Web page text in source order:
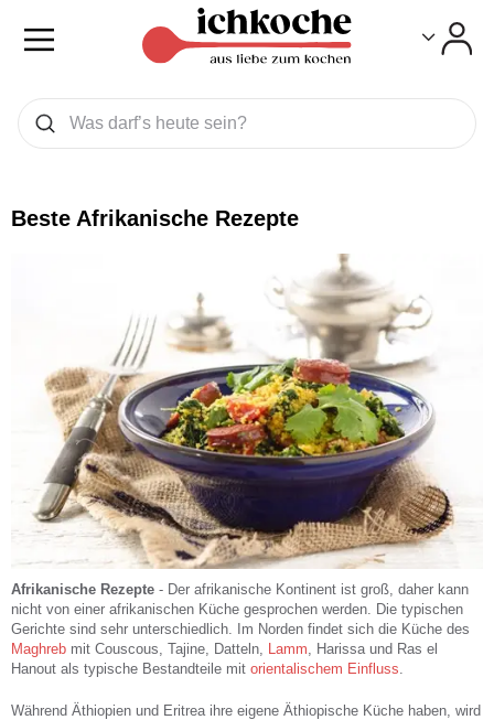
Was wollen Sie suchen
Suchen
Beste Afrikanische Rezepte
Afrikanische Rezepte - Der afrikanische Kontinent ist groß, daher kann
nicht von einer afrikanischen Küche gesprochen werden. Die typischen
Gerichte sind sehr unterschiedlich. Im Norden findet sich die Küche des
Maghreb mit Couscous, Tajine, Datteln, Lamm , Harissa und Ras el
Hanout als typische Bestandteile mit orientalischem Einfluss
Während Äthiopien und Eritrea ihre eigene Äthiopische Küche haben, wird